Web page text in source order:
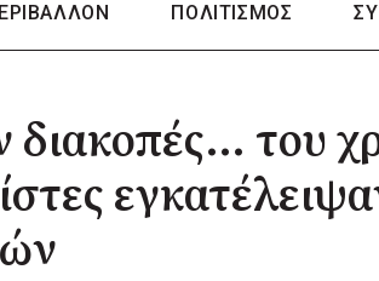
ΠΟΛΙΤΙΣΜΟΣ
του